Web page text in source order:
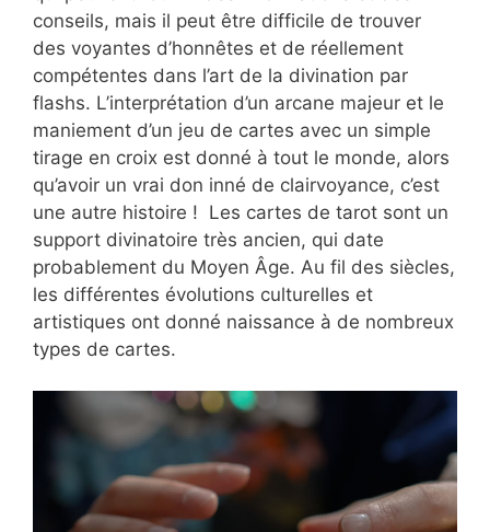
conseils, mais il peut être difficile de trouver
des voyantes d’honnêtes et de réellement
compétentes dans l’art de la divination par
flashs. L’interprétation d’un arcane majeur et le
maniement d’un jeu de cartes avec un simple
tirage en croix est donné à tout le monde, alors
qu’avoir un vrai don inné de clairvoyance, c’est
une autre histoire ! Les cartes de tarot sont un
support divinatoire très ancien, qui date
probablement du Moyen Âge. Au fil des siècles,
les différentes évolutions culturelles et
artistiques ont donné naissance à de nombreux
types de cartes.